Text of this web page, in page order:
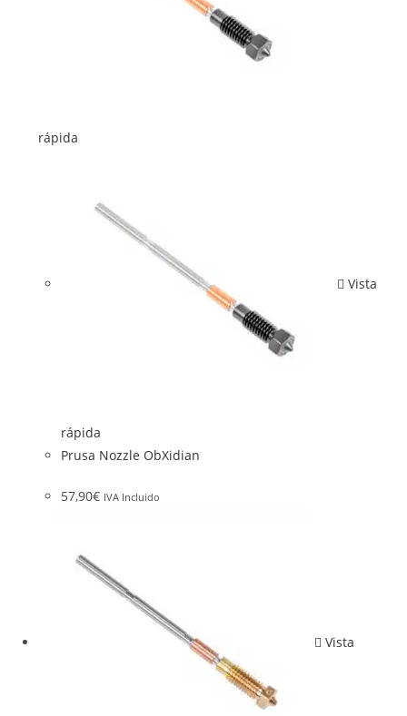
rápida
Vista
rápida
Prusa Nozzle ObXidian
57,90€ IVA Incluido
Vista